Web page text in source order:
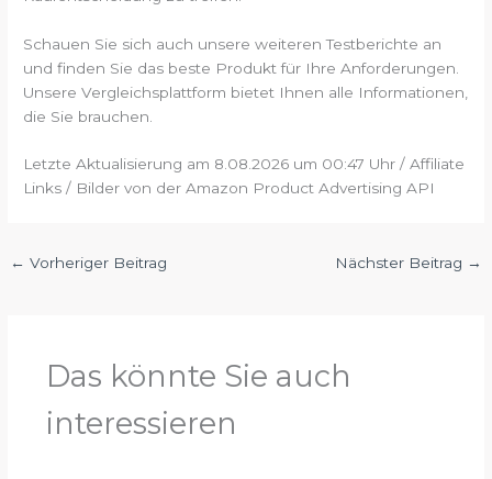
Schauen Sie sich auch unsere weiteren Testberichte an
und finden Sie das beste Produkt für Ihre Anforderungen.
Unsere Vergleichsplattform bietet Ihnen alle Informationen,
die Sie brauchen.
Letzte Aktualisierung am 8.08.2026 um 00:47 Uhr / Affiliate
Links / Bilder von der Amazon Product Advertising API
← Vorheriger Beitrag Nächster Beitrag →
Das könnte Sie auch
interessieren